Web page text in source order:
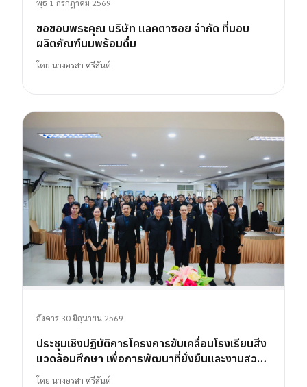
พุธ 1 กรกฎาคม 2569
ขอขอบพระคุณ บริษัท แลคตาซอย จำกัด ที่มอบ
ผลิตภัณฑ์นมพร้อมดื่ม
โดย นางอรสา ศรีสันต์
อังคาร 30 มิถุนายน 2569
ประชุมเชิงปฏิบัติการโครงการขับเคลื่อนโรงเรียนสิ่ง
แวดล้อมศึกษา เพื่อการพัฒนาที่ยั่งยืนและงานสวน
พฤกษศาสตร์โรงเรียน
โดย นางอรสา ศรีสันต์